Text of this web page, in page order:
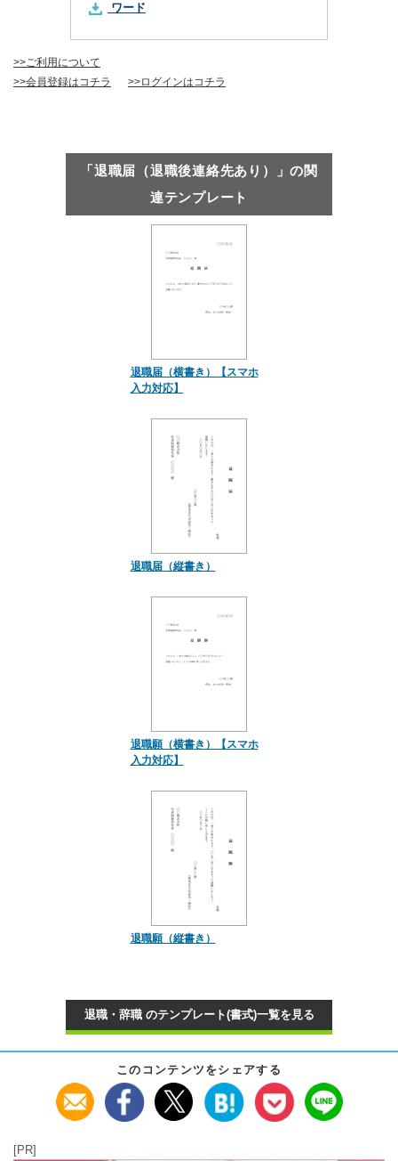
ワード
>>ご利用について
>>会員登録はコチラ
>>ログインはコチラ
「退職届（退職後連絡先あり）」の関
連テンプレート
退職届（横書き）【スマホ
入力対応】
退職届（縦書き）
退職願（横書き）【スマホ
入力対応】
退職願（縦書き）
退職・辞職 のテンプレート(書式)一覧を見る
このコンテンツをシェアする
[PR]